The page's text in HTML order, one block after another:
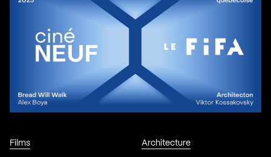
Films Architecture